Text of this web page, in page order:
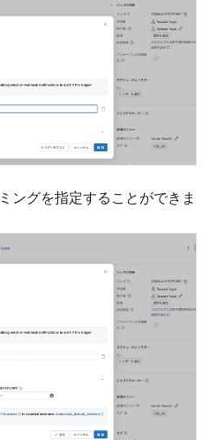
ングを指定することができま